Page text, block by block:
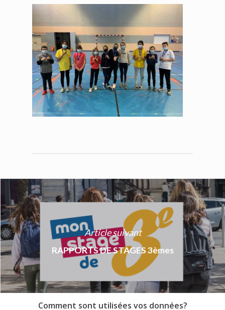
Article suivant
RAPPORTS DE STAGES 3èmes
Comment sont utilisées vos données?